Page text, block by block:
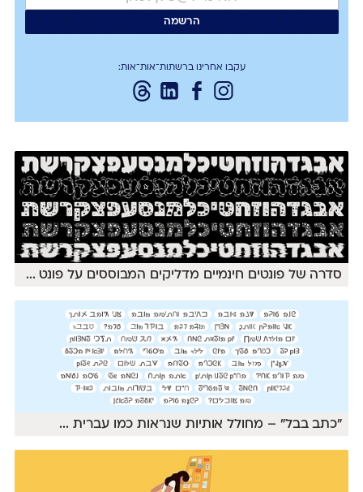
עקבו אחרינו ברשתות־אות־אות:
סדרה של פונטים חינמיים מדליקים המבוססים על פונט ...
״כתב בבל״ – מחולל אותיות שנראות כמו עברית...